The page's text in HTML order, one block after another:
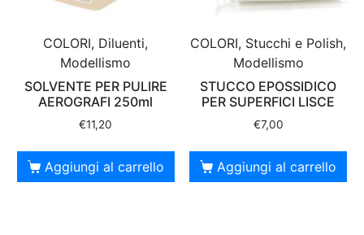
COLORI, Diluenti,
Modellismo
SOLVENTE PER PULIRE
AEROGRAFI 250ml
€11,20
Aggiungi al carrello
COLORI, Stucchi e Polish,
Modellismo
STUCCO EPOSSIDICO
PER SUPERFICI LISCE
€7,00
Aggiungi al carrello